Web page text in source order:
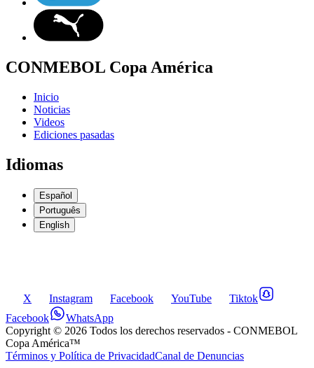
CONMEBOL Copa América
Inicio
Noticias
Videos
Ediciones pasadas
Idiomas
Español
Português
English
X Instagram Facebook YouTube
Tiktok
Facebook
WhatsApp
Copyright © 2026 Todos los derechos reservados - CONMEBOL
Copa América™
Términos y Política de PrivacidadCanal de Denuncias